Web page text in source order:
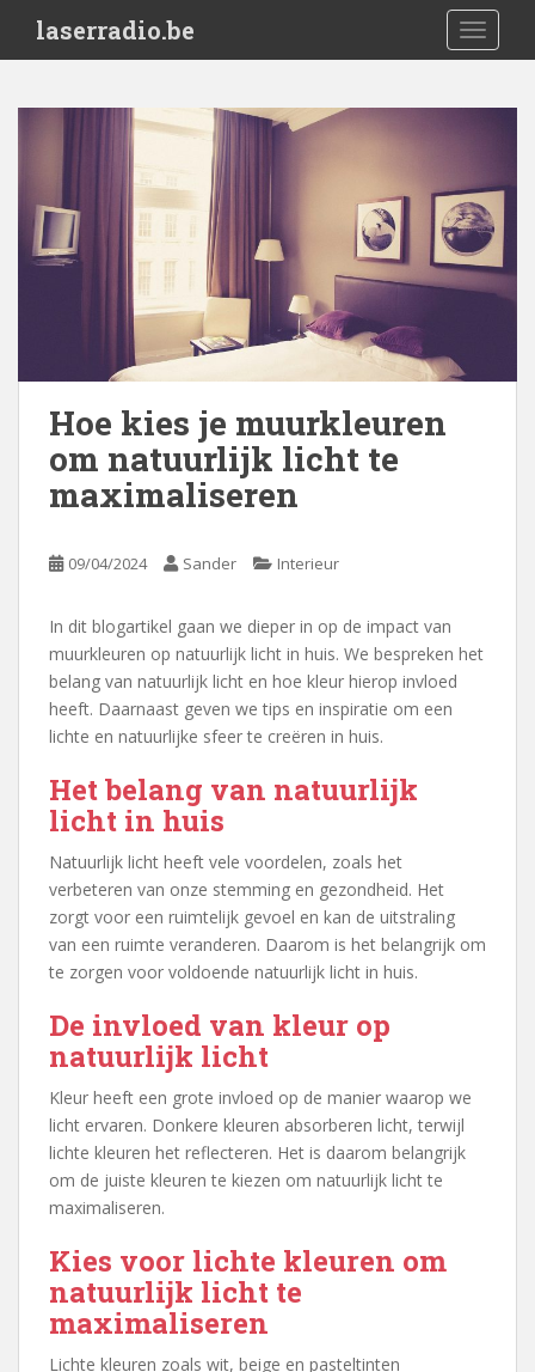
i
laserradio.be
Hoe kies je muurkleuren
om natuurlijk licht te
maximaliseren
09/04/2024 Sander Interieur
In dit blogartikel gaan we dieper in op de impact van
muurkleuren op natuurlijk licht in huis. We bespreken het
belang van natuurlijk licht en hoe kleur hierop invloed
heeft. Daarnaast geven we tips en inspiratie om een
lichte en natuurlijke sfeer te creëren in huis.
Het belang van natuurlijk
licht in huis
Natuurlijk licht heeft vele voordelen, zoals het
verbeteren van onze stemming en gezondheid. Het
zorgt voor een ruimtelijk gevoel en kan de uitstraling
van een ruimte veranderen. Daarom is het belangrijk om
te zorgen voor voldoende natuurlijk licht in huis.
De invloed van kleur op
natuurlijk licht
Kleur heeft een grote invloed op de manier waarop we
licht ervaren. Donkere kleuren absorberen licht, terwijl
lichte kleuren het reflecteren. Het is daarom belangrijk
om de juiste kleuren te kiezen om natuurlijk licht te
maximaliseren.
Kies voor lichte kleuren om
natuurlijk licht te
maximaliseren
Lichte kleuren zoals wit, beige en pasteltinten